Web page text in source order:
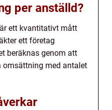
per anställd?
ett kvantitativt mått
ett företag
beräknas genom att
med antalet